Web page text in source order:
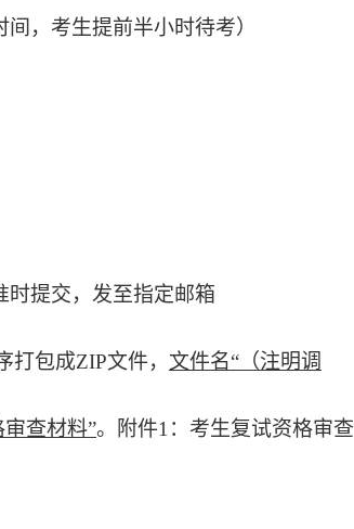
，考生提前半小时待考）
时提交，发至指定邮箱
打包成ZIP文件， 文件名“（注明调
查材料”。附件1：考生复试资格审查